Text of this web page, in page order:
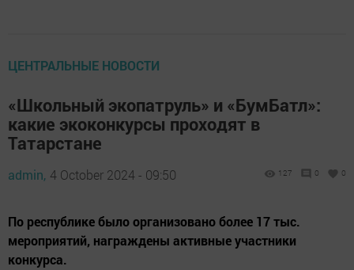
ЦЕНТРАЛЬНЫЕ НОВОСТИ
«Школьный экопатруль» и «БумБатл»:
какие экоконкурсы проходят в
Татарстане
admin, 4 October 2024 - 09:50 127 0 0
По республике было организовано более 17 тыс.
мероприятий, награждены активные участники
конкурса.